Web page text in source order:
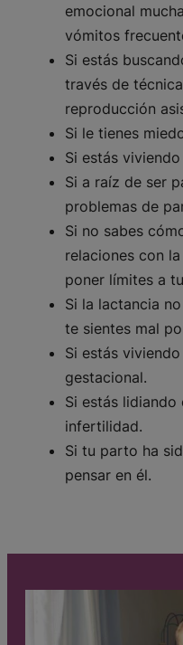
emocional
vómitos
Si estás
través de
reproducción
Si le tienes
Si estás
Si a raíz de ser
problemas de
Si no sabes
relaciones con
poner límites a
Si la lactancia
te sientes mal
Si estás
gestacional.
Si estás
infertilidad.
Si tu parto ha
pensar en él.